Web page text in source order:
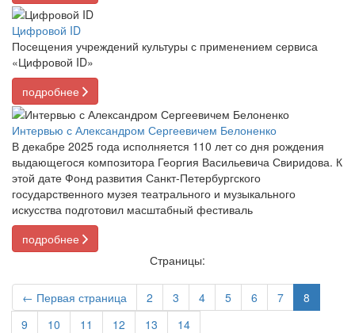
Цифровой ID
Посещения учреждений культуры с применением сервиса
«Цифровой ID»
подробнее
Интервью с Александром Сергеевичем Белоненко
В декабре 2025 года исполняется 110 лет со дня рождения
выдающегося композитора Георгия Васильевича Свиридова. К
этой дате Фонд развития Санкт-Петербургского
государственного музея театрального и музыкального
искусства подготовил масштабный фестиваль
подробнее
Страницы:
← Первая страница 2 3 4 5 6 7
8
9
10 11 12 13
14